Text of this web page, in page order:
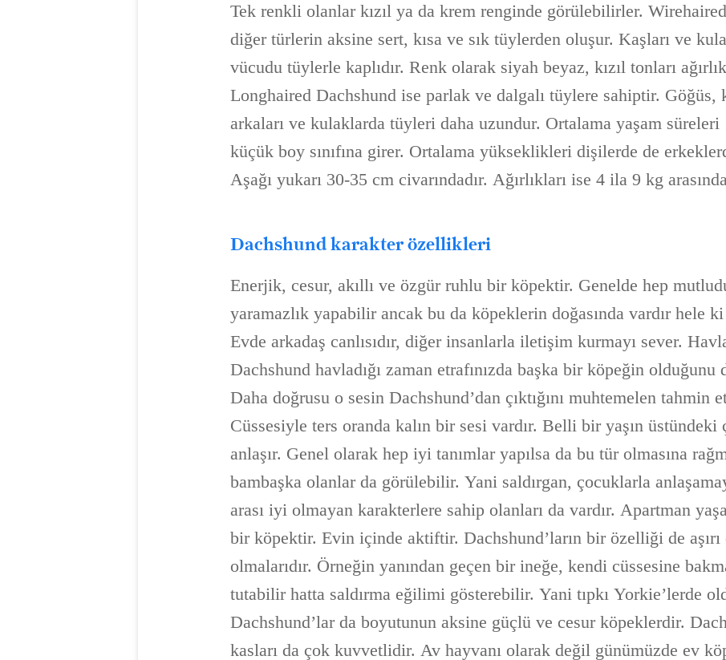
Tek renkli olanlar kızıl ya da krem renginde görülebilirler.
diğer türlerin aksine sert, kısa ve sık tüylerden oluşur. Kaşları ve
vücudu tüylerle kaplıdır. Renk olarak siyah beyaz, kızıl tonları
Longhaired Dachshund ise parlak ve dalgalı tüylere sahiptir. Göğüs,
arkaları ve kulaklarda tüyleri daha uzundur. Ortalama yaşam süreleri
küçük boy sınıfına girer. Ortalama yükseklikleri dişilerde de
Aşağı yukarı 30-35 cm civarındadır. Ağırlıkları ise 4 ila 9 kg
Dachshund karakter özellikleri
Enerjik, cesur, akıllı ve özgür ruhlu bir köpektir. Genelde hep
yaramazlık yapabilir ancak bu da köpeklerin doğasında vardır hele
Evde arkadaş canlısıdır, diğer insanlarla iletişim kurmayı sever.
Dachshund havladığı zaman etrafınızda başka bir köpeğin
Daha doğrusu o sesin Dachshund’dan çıktığını muhtemelen tahmin
Cüssesiyle ters oranda kalın bir sesi vardır. Belli bir yaşın
anlaşır. Genel olarak hep iyi tanımlar yapılsa da bu tür olmasına
bambaşka olanlar da görülebilir. Yani saldırgan, çocuklarla
arası iyi olmayan karakterlere sahip olanları da vardır. Apartman
bir köpektir. Evin içinde aktiftir. Dachshund’ların bir özelliği de aşırı
olmalarıdır. Örneğin yanından geçen bir ineğe, kendi cüssesine
tutabilir hatta saldırma eğilimi gösterebilir. Yani tıpkı Yorkie’lerde
Dachshund’lar da boyutunun aksine güçlü ve cesur köpeklerdir.
kasları da çok kuvvetlidir. Av hayvanı olarak değil günümüzde ev